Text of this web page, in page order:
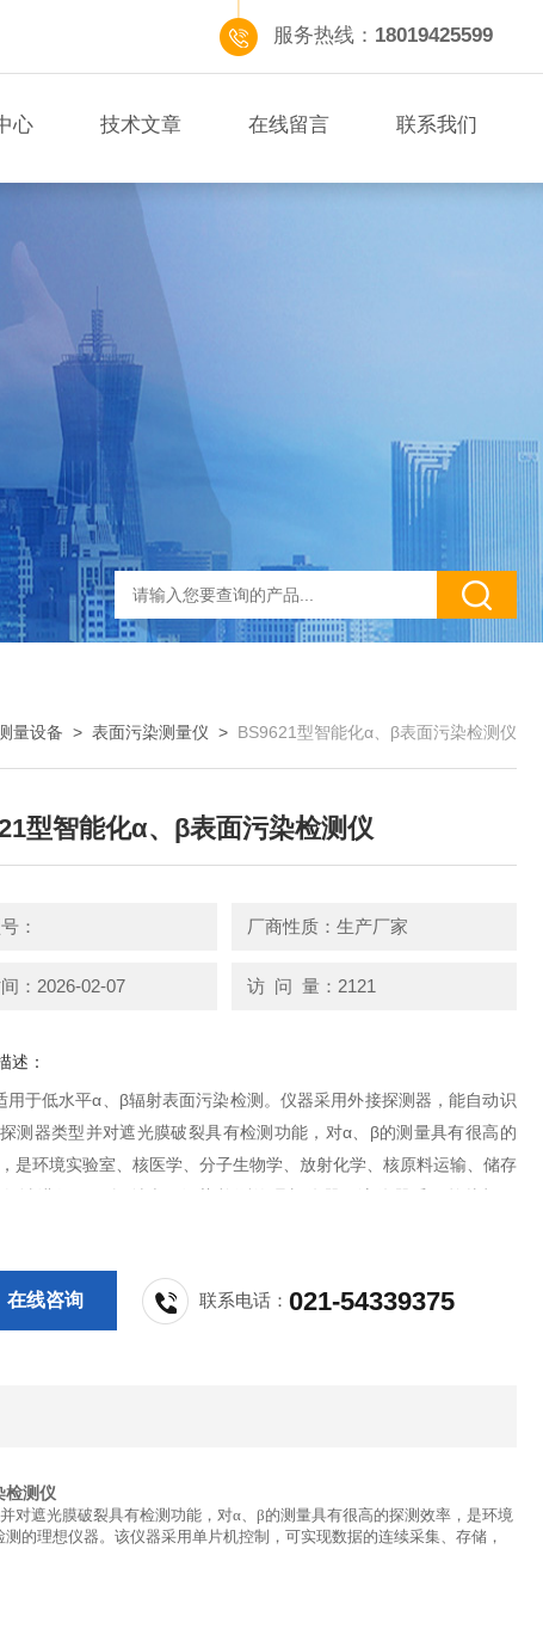
服务热线： 18019425599
心 技术文章 在线留言 联系我们
量设备 > 表面污染测量仪 > BS9621型智能化α、β表面污染检测仪
型智能化α、β表面污染检测仪
： 厂商性质：生产厂家
：2026-02-07 访 问 量：2121
述：
用于低水平α、β辐射表面污染检测。仪器采用外接探测器，能自动识
测器类型并对遮光膜破裂具有检测功能，对α、β的测量具有很高的
是环境实验室、核医学、分子生物学、放射化学、核原料运输、储存
领域进行α、β辐射表面污染检测的理想仪器。该仪器采用单片机控
在线咨询 联系电话：021-54339375
检测仪
对遮光膜破裂具有检测功能，对α、β的测量具有很高的探测效率，是环境
的理想仪器。该仪器采用单片机控制，可实现数据的连续采集、存储，